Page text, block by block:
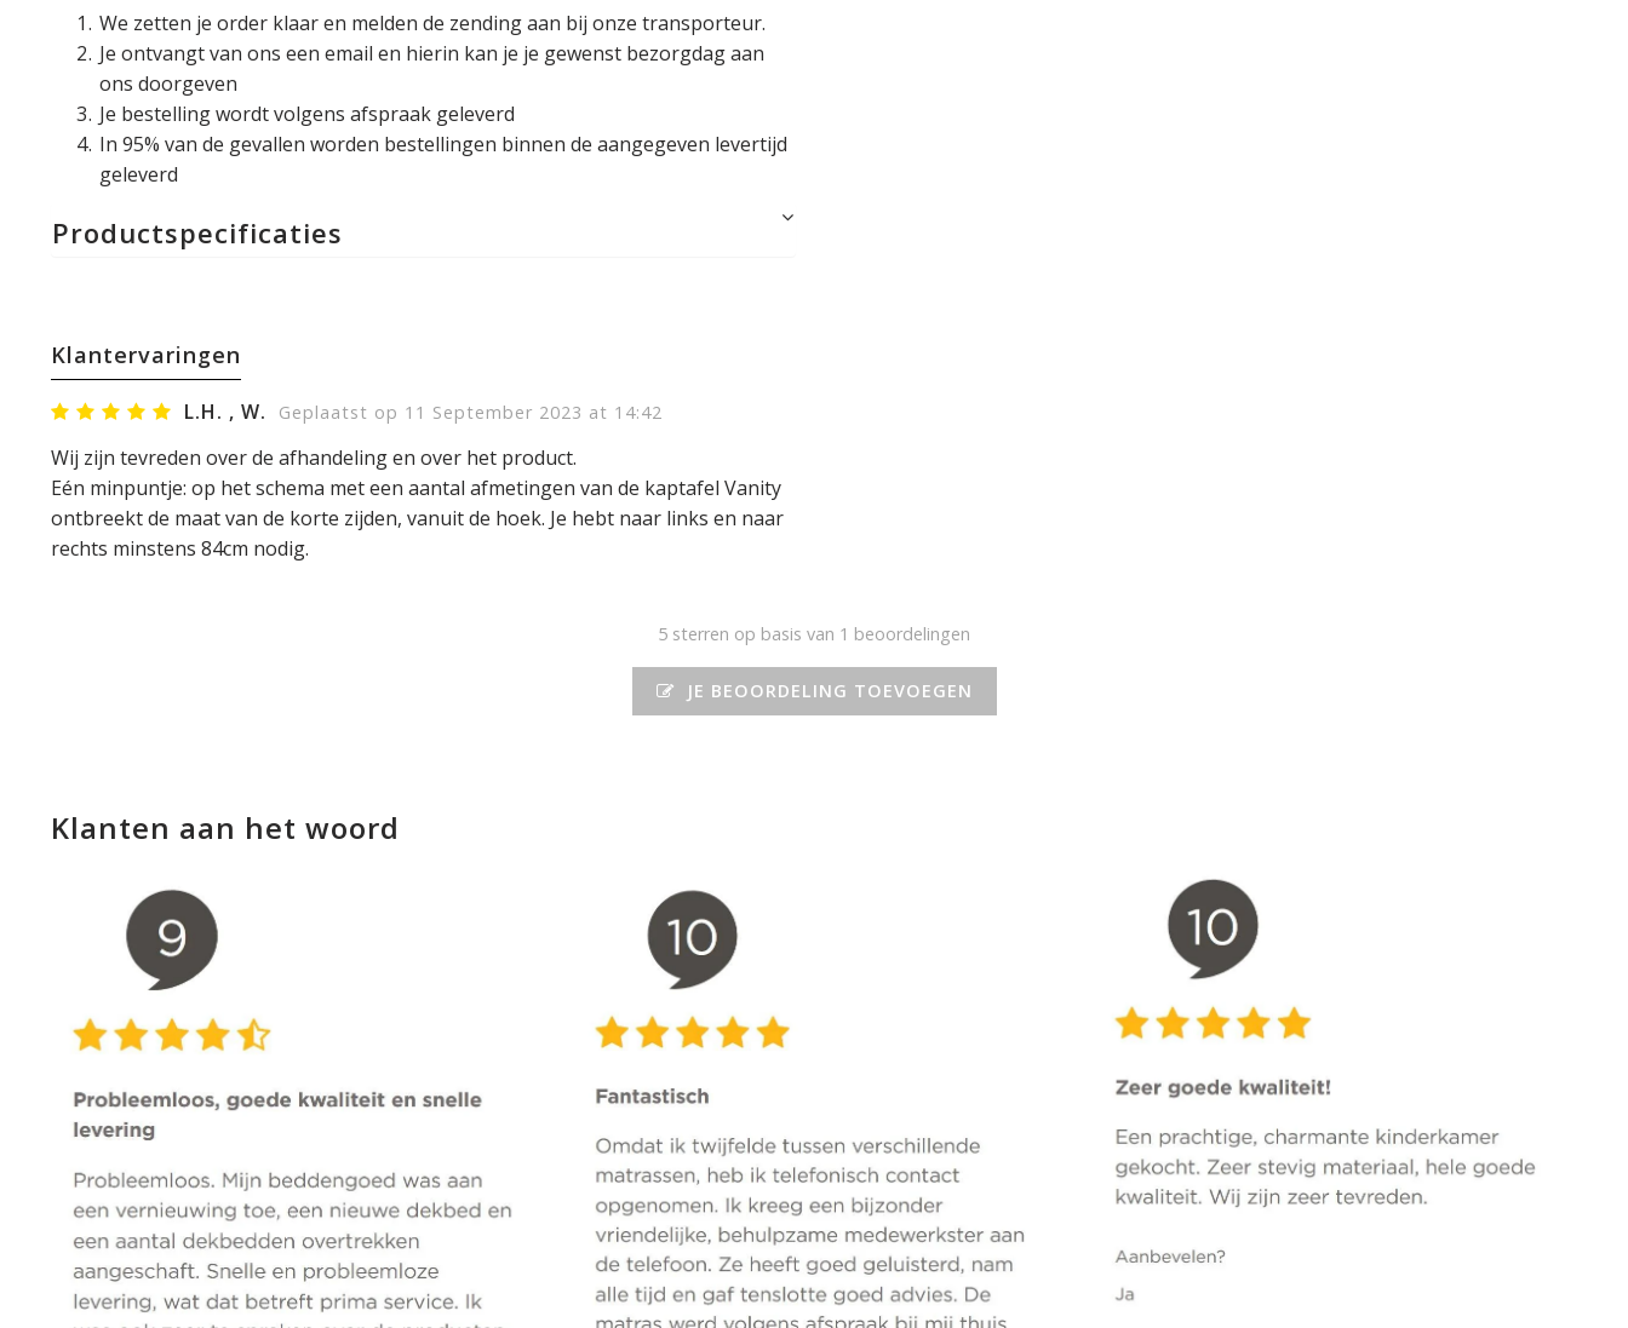
We zetten je order klaar en melden de zending aan bij onze transporteur.
Je ontvangt van ons een email en hierin kan je je gewenst bezorgdag aan
ons doorgeven
Je bestelling wordt volgens afspraak geleverd
In 95% van de gevallen worden bestellingen binnen de aangegeven levertijd
geleverd
Productspecificaties
Klantervaringen
L.H. , W. Geplaatst op 11 September 2023 at 14:42
Wij zijn tevreden over de afhandeling en over het product.
Eén minpuntje: op het schema met een aantal afmetingen van de kaptafel Vanity
ontbreekt de maat van de korte zijden, vanuit de hoek. Je hebt naar links en naar
rechts minstens 84cm nodig.
5 sterren op basis van 1 beoordelingen
JE BEOORDELING TOEVOEGEN
Klanten aan het woord